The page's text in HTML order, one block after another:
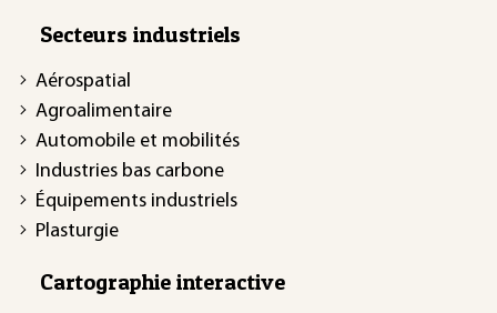
Secteurs industriels
Aérospatial
Agroalimentaire
Automobile et mobilités
Industries bas carbone
Équipements industriels
Plasturgie
Cartographie interactive